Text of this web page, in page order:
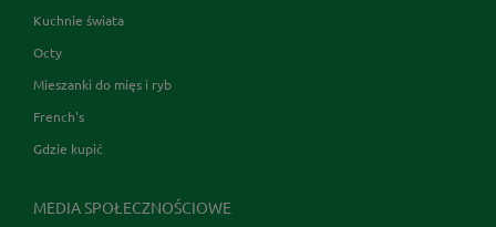
Kuchnie świata
Octy
Mieszanki do mięs i ryb
French's
Gdzie kupić
MEDIA SPOŁECZNOŚCIOWE